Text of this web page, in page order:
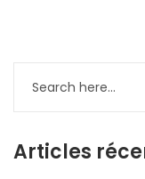
Articles